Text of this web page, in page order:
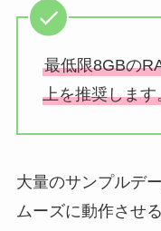
最低限8GBの
上を推奨します
大量のサンプルデ
ムーズに動作させ